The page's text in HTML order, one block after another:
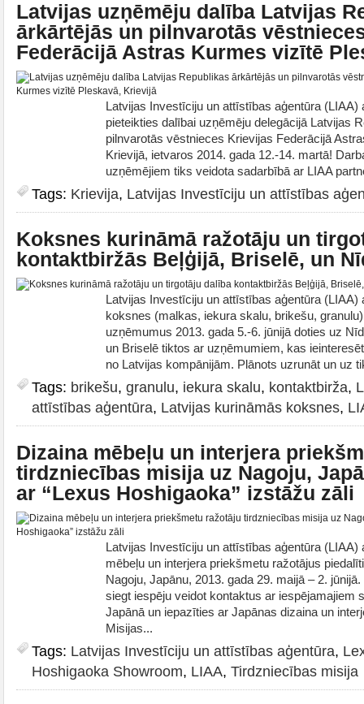
Latvijas uzņēmēju dalība Latvijas
ārkārtējās un pilnvarotās
Federācijā Astras Kurmes vizītē
Latvijas Investīciju un attīstības aģentūra
pieteikties dalībai uzņēmēju delegācijā Latvijas
pilnvarotās vēstnieces Krievijas Federācijā
Krievijā, ietvaros 2014. gada 12.-14. martā!
uzņēmējiem tiks veidota sadarbībā ar LIAA
Tags: Krievija, Latvijas Investīciju un attīstības
Koksnes kurināmā ražotāju un
kontaktbiržās Beļģijā, Briselē, un
Latvijas Investīciju un attīstības aģentūra (LIAA)
koksnes (malkas, iekura skalu, brikešu,
uzņēmumus 2013. gada 5.-6. jūnijā doties uz
un Briselē tiktos ar uzņēmumiem, kas
no Latvijas kompānijām. Plānots uzrunāt un uz
Tags: brikešu, granulu, iekura skalu, kontaktbirža,
attīstības aģentūra, Latvijas kurināmās koksnes,
Dizaina mēbeļu un interjera
tirdzniecības misija uz Nagoju,
ar “Lexus Hoshigaoka” izstāžu zāli
Latvijas Investīciju un attīstības aģentūra (LIAA)
mēbeļu un interjera priekšmetu ražotājus
Nagoju, Japānu, 2013. gada 29. maijā – 2.
siegt iespēju veidot kontaktus ar iespējamajiem
Japānā un iepazīties ar Japānas dizaina un
Misijas...
Tags: Latvijas Investīciju un attīstības aģentūra,
Hoshigaoka Showroom, LIAA, Tirdzniecības misija